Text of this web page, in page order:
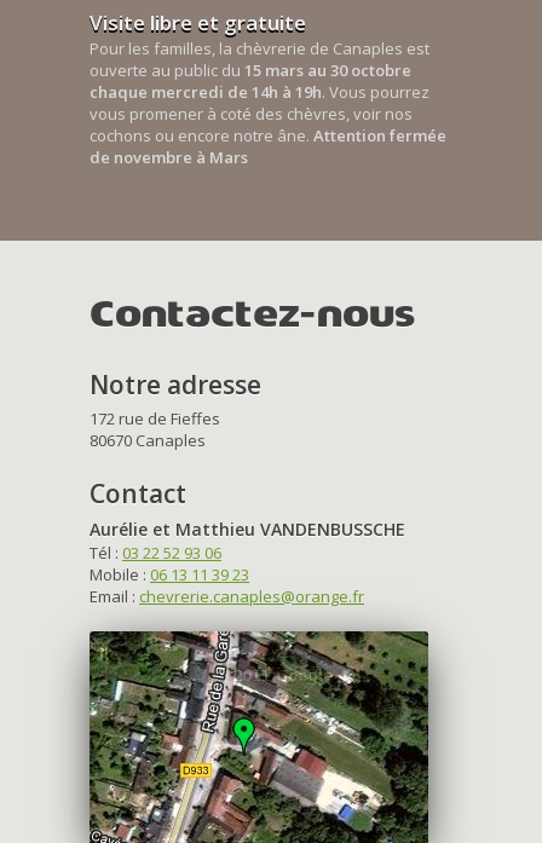
Visite libre et gratuite
Pour les familles, la chèvrerie de Canaples est
ouverte au public du 15 mars au 30 octobre
chaque mercredi de 14h à 19h. Vous pourrez
vous promener à coté des chèvres, voir nos
cochons ou encore notre âne. Attention fermée
de novembre à Mars
Contactez-nous
Notre adresse
172 rue de Fieffes
80670 Canaples
Contact
Aurélie et Matthieu VANDENBUSSCHE
Tél : 03 22 52 93 06
Mobile : 06 13 11 39 23
Email : chevrerie.canaples@orange.fr